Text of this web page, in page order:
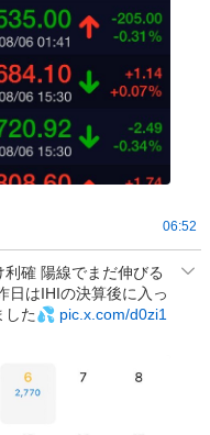
06:52
確 陽線でまだ伸びる
はIHIの決算後に入っ
した💦 pic.x.com/d0zi1